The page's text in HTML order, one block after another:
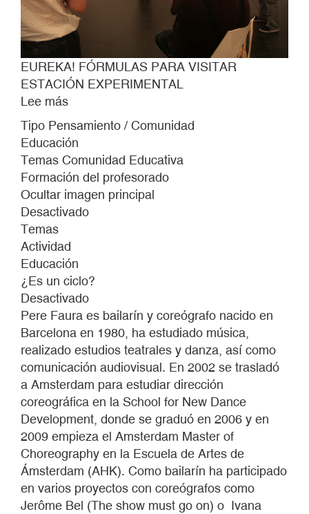
EUREKA! FÓRMULAS PARA VISITAR
ESTACIÓN EXPERIMENTAL
Lee más
EUREKA!
FÓRMULAS
PARA
VISITAR
ESTACIÓN
EXPERIMENTAL
Tipo Pensamiento / Comunidad
Educación
Temas Comunidad Educativa
Formación del profesorado
Ocultar imagen principal
Desactivado
Temas
Actividad
Educación
¿Es un ciclo?
Desactivado
Pere Faura es bailarín y coreógrafo nacido en
Barcelona en 1980, ha estudiado música,
realizado estudios teatrales y danza, así como
comunicación audiovisual. En 2002 se trasladó
a Amsterdam para estudiar dirección
coreográfica en la School for New Dance
Development, donde se graduó en 2006 y en
2009 empieza el Amsterdam Master of
Choreography en la Escuela de Artes de
Ámsterdam (AHK). Como bailarín ha participado
en varios proyectos con coreógrafos como
Jerôme Bel (The show must go on) o Ivana